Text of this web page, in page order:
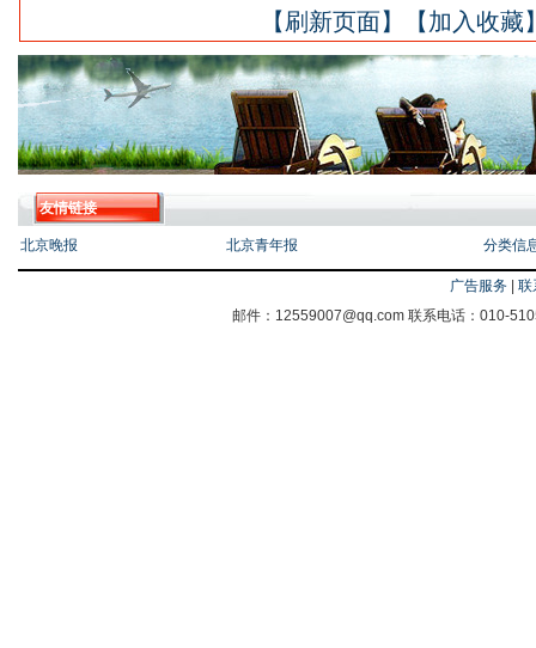
【刷新页面】 【加入收藏
友情链接
北京晚报 北京青年报 分类信
广告服务
联
邮件：12559007@qq.com 联系电话：010-